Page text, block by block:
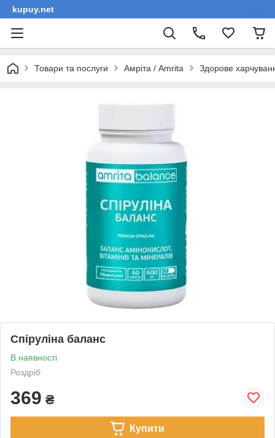
kupuy.net
Товари та послуги Амріта / Amrita Здорове
Спіруліна баланс
В наявності
Роздріб
369 ₴
Купити